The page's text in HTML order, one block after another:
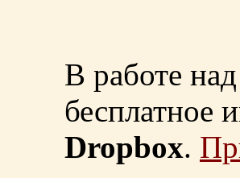
В работе
бесплатное
Dropbox.